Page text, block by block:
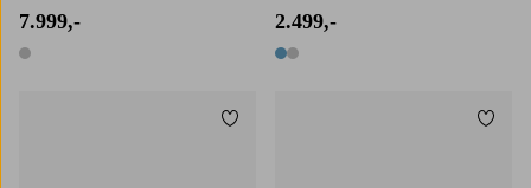
7.999,-
1 farve
2.499,-
2 farver
Tilføj til favoritter